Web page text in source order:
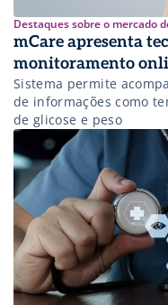
Destaques sobre o mercado
mCare apresenta
monitoramento
Sistema permite
de informações como
de glicose e peso